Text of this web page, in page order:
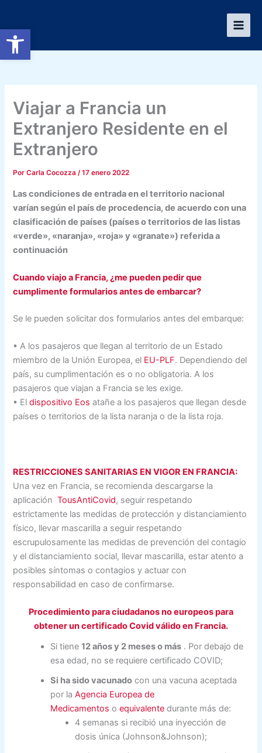
Abrir barra de herramientas
contenido
Viajar a Francia un
Extranjero Residente en el
Extranjero
PorCarla Cocozza/17 enero 2022
Las condiciones de entrada en el territorio nacional
varían según el país de procedencia, de acuerdo con una
clasificación de países (países o territorios de las listas
«verde», «naranja», «roja» y «granate») referida a
continuación
Cuando viajo a Francia, ¿me pueden pedir que
cumplimente formularios antes de embarcar?
Se le pueden solicitar dos formularios antes del embarque:
• A los pasajeros que llegan al territorio de un Estado
miembro de la Unión Europea, el EU-PLF. Dependiendo del
país, su cumplimentación es o no obligatoria. A los
pasajeros que viajan a Francia se les exige.
• Eldispositivo Eos atañe a los pasajeros que llegan desde
países o territorios de la lista naranja o de la lista roja.
RESTRICCIONES SANITARIAS EN VIGOR EN FRANCIA:
Una vez en Francia, se recomienda descargarse la
aplicaciónTousAntiCovid, seguir respetando
estrictamente las medidas de protección y distanciamiento
físico, llevar mascarilla a seguir respetando
escrupulosamente las medidas de prevención del contagio
y el distanciamiento social, llevar mascarilla, estar atento a
posibles síntomas o contagios y actuar con
responsabilidad en caso de confirmarse.
Procedimiento para ciudadanos no europeos para
obtener un certificado Covid válido en Francia.
Si tiene12 años y 2 meses o más . Por debajo de
esa edad, no se requiere certificado COVID;
Si ha sido vacunado con una vacuna aceptada
por laAgencia Europea de
Medicamentos oequivalente durante más de:
4 semanas si recibió una inyección de
dosis única (Johnson&Johnson);